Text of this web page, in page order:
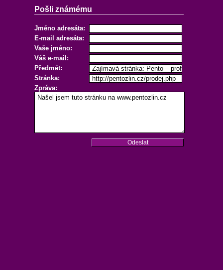
Pošli známému
Jméno adresáta:
E-mail adresáta:
Vaše jméno:
Váš e-mail:
Předmět:
Stránka:
Zpráva: